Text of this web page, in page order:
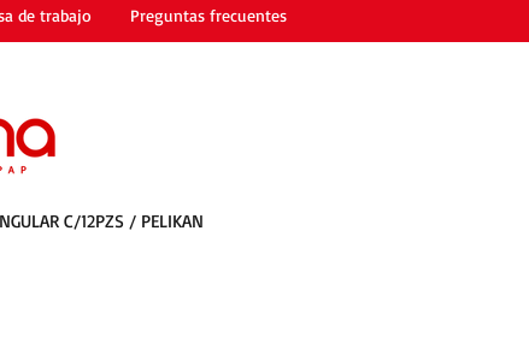
de trabajo Preguntas frecuentes
C/12PZS / PELIKAN